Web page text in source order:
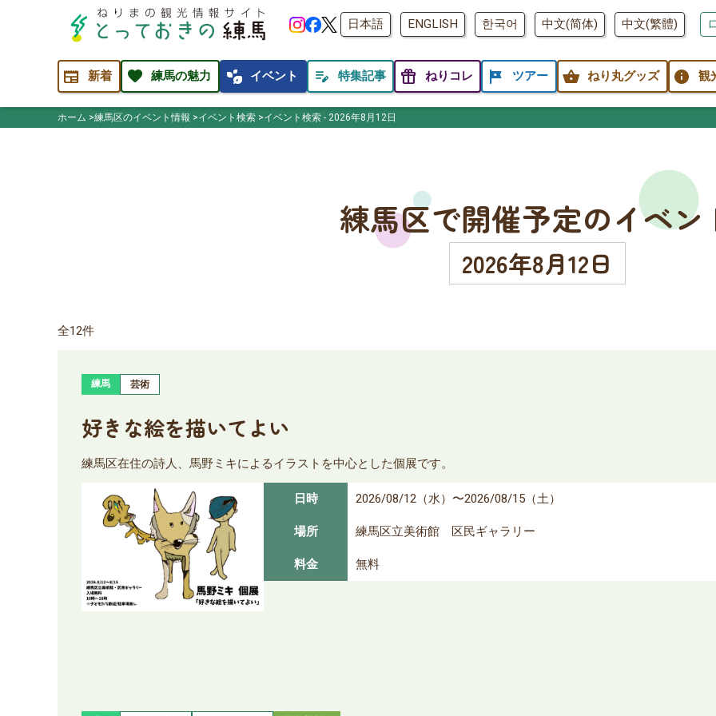
日本語 ENGLISH 한국어 中文(简体) 中文(繁體)
newspaper 新着 favorite 練馬の魅力 temp_preferences_eco イベント edit_note 特集記事 featured_seasonal_and_gifts ねりコレ tour ツアー shopping_basket ねり丸グッズ info 観
ホーム 練馬区のイベント情報 イベント検索 イベント検索 - 2026年8月12日
練馬区で開催予定のイベン
2026年8月12日
全12件
練馬 芸術
好きな絵を描いてよい
練馬区在住の詩人、馬野ミキによるイラストを中心とした個展です。
日時
2026/08/12（水）〜2026/08/15（土）
場所
練馬区立美術館 区民ギャラリー
料金
無料